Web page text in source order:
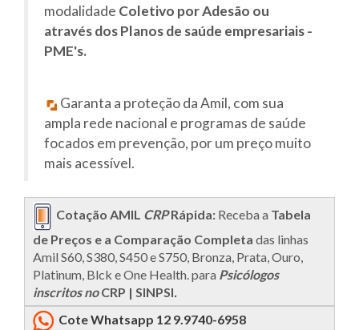
modalidade Coletivo por Adesão ou
através dos Planos de saúde empresariais -
PME's.
Garanta a proteção da Amil, com sua
ampla rede nacional e programas de saúde
focados em prevenção, por um preço muito
mais acessível.
Cotação AMIL CRPRápida: Receba a Tabela
de Preços e a Comparação Completa das linhas
Amil S60, S380, S450 e S750, Bronza, Prata, Ouro,
Platinum, Blck e One Health. para Psicólogos
inscritos noCRP | SINPSI.
Cote Whatsapp 12 9.9740-6958